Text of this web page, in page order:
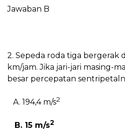
Jawaban B
2. Sepeda roda tiga bergerak
km/jam. Jika jari-jari masing-
besar percepatan
A. 194,4 m/s2
B. 15 m/s2